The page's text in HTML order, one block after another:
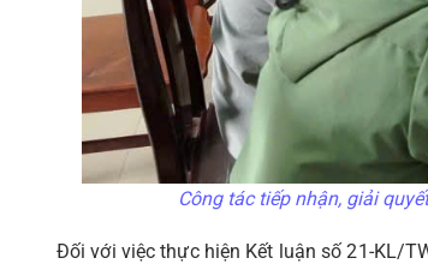
Công tác tiếp nhận, giải
Đối với việc thực hiện Kết luận số 21-KL/